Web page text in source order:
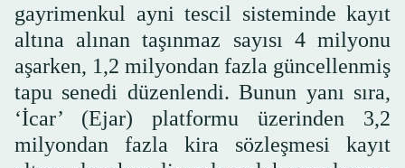
gayrimenkul ayni tescil sisteminde kayıt
altına alınan taşınmaz sayısı 4 milyonu
aşarken, 1,2 milyondan fazla güncellenmiş
tapu senedi düzenlendi. Bunun yanı sıra,
‘İcar’ (Ejar) platformu üzerinden 3,2
milyondan fazla kira sözleşmesi kayıt